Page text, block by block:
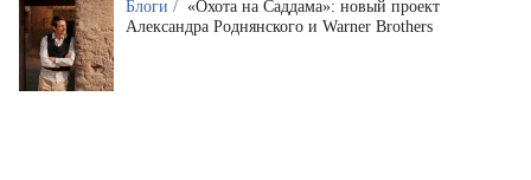
Блоги / «Охота на Саддама»: новый проект
Александра Роднянского и Warner Brothers